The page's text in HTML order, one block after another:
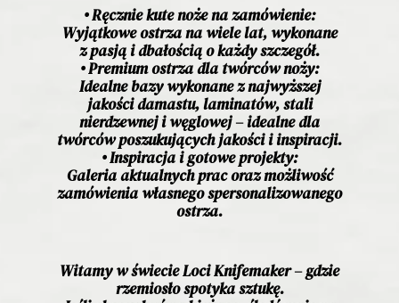
• Ręcznie kute noże na zamówienie:
Wyjątkowe ostrza na wiele lat, wykonane
z pasją i dbałością o każdy szczegół.
• Premium ostrza dla twórców noży:
Idealne bazy wykonane z najwyższej
jakości damastu, laminatów, stali
nierdzewnej i węglowej – idealne dla
twórców poszukujących jakości i inspiracji.
• Inspiracja i gotowe projekty:
Galeria aktualnych prac oraz możliwość
zamówienia własnego spersonalizowanego
ostrza.
Witamy w świecie Loci Knifemaker – gdzie
rzemiosło spotyka sztukę.